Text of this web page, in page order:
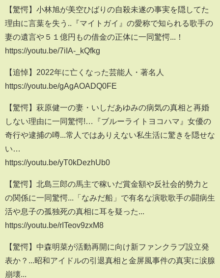
【驚愕】小林旭が美空ひばりの自殺未遂の事実を隠してた
理由に言葉を失う..『マイトガイ』の愛称で知られる歌手の
妻の遺言や５１億円もの借金の正体に一同驚愕...！
https://youtu.be/7iIA-_kQfkg
【追悼】2022年に亡くなった芸能人・著名人
https://youtu.be/gAgAOADQ0FE
【驚愕】萩原健一の妻・いしだあゆみの病気の真相と再婚
しない理由に一同驚愕!…『ブルーライトヨコハマ』女優の
奇行や逮捕の噂...常人ではありえない私生活に驚きを隠せな
い…
https://youtu.be/yT0kDezhUb0
【驚愕】北島三郎の馬主で稼いだ賞金額や反社会的勢力と
の関係に一同驚愕...「なみだ船」で有名な演歌歌手の闘病生
活や息子の孤独死の真相に耳を疑った...
https://youtu.be/rITeov9zxM8
【驚愕】中森明菜が活動再開に向け新ファンクラブ設立発
表か？...昭和アイドルの引退真相と金屏風事件の真実に涙腺
崩壊...